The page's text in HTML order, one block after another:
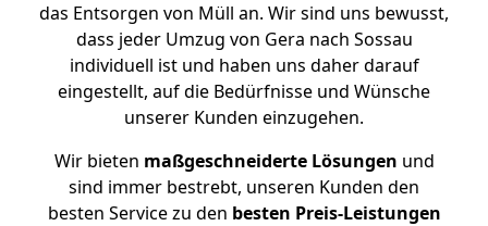
das Entsorgen von Müll an. Wir sind uns bewusst,
dass jeder Umzug von Gera nach Sossau
individuell ist und haben uns daher darauf
eingestellt, auf die Bedürfnisse und Wünsche
unserer Kunden einzugehen.
Wir bieten maßgeschneiderte Lösungen und
sind immer bestrebt, unseren Kunden den
besten Service zu den besten Preis-Leistungen